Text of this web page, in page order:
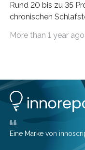
Rund 20 bis zu 35
chronischen
Erwachsene kennt
Forscher:innen
zeigen, dass sich die
deutlich
wurden im
veröffentlicht.
More than 1 year ago
Eine Marke von